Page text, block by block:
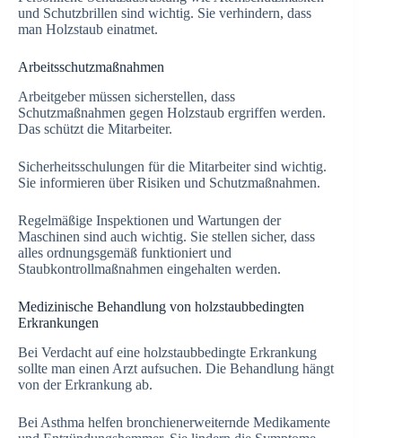
und Schutzbrillen sind wichtig. Sie verhindern, dass
man Holzstaub einatmet.
Arbeitsschutzmaßnahmen
Arbeitgeber müssen sicherstellen, dass
Schutzmaßnahmen gegen Holzstaub ergriffen werden.
Das schützt die Mitarbeiter.
Sicherheitsschulungen für die Mitarbeiter sind wichtig.
Sie informieren über Risiken und Schutzmaßnahmen.
Regelmäßige Inspektionen und Wartungen der
Maschinen sind auch wichtig. Sie stellen sicher, dass
alles ordnungsgemäß funktioniert und
Staubkontrollmaßnahmen eingehalten werden.
Medizinische Behandlung von holzstaubbedingten
Erkrankungen
Bei Verdacht auf eine holzstaubbedingte Erkrankung
sollte man einen Arzt aufsuchen. Die Behandlung hängt
von der Erkrankung ab.
Bei Asthma helfen bronchienerweiternde Medikamente